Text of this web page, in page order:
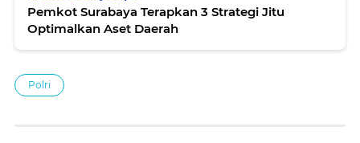
Pemkot Surabaya Terapkan 3 Strategi Jitu
Optimalkan Aset Daerah
Polri